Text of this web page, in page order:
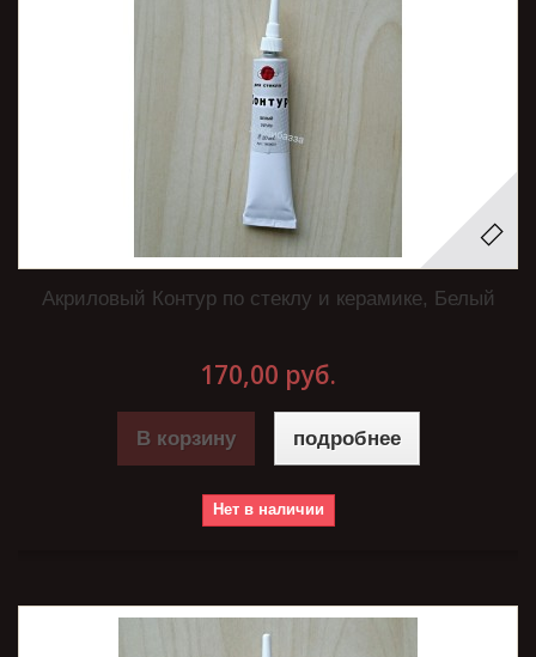
Акриловый Контур по стеклу и керамике, Белый
170,00 руб.
В корзину подробнее
Нет в наличии